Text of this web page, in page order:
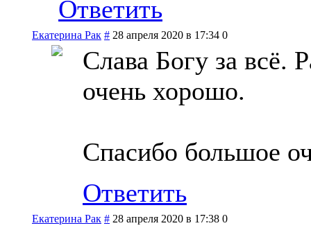
Ответить
Екатерина Рак # 28 апреля 2020 в 17:34 0
Слава Богу за всё.
очень хорошо.
Спасибо большое
Ответить
Екатерина Рак # 28 апреля 2020 в 17:38 0